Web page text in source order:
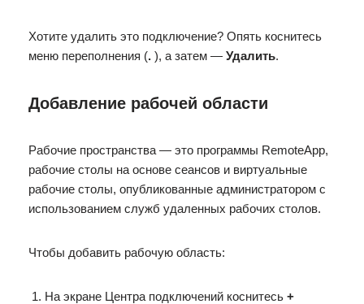
Хотите удалить это подключение? Опять коснитесь
меню переполнения (. ), а затем — Удалить.
Добавление рабочей области
Рабочие пространства — это программы RemoteApp,
рабочие столы на основе сеансов и виртуальные
рабочие столы, опубликованные администратором с
использованием служб удаленных рабочих столов.
Чтобы добавить рабочую область:
На экране Центра подключений коснитесь +